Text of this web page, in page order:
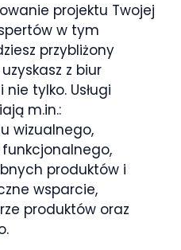
projektu Twojej
w tym
przybliżony
z biur
tylko. Usługi
m.in.:
wizualnego,
produktów i
wsparcie,
produktów oraz